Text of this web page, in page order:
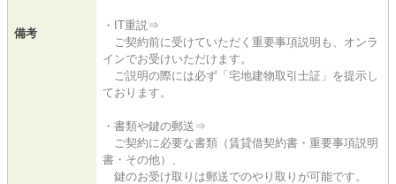
備考
・IT重説⇒
ご契約前に受けていただく重要事項説明も、オンラ
インでお受けいただけます。
ご説明の際には必ず「宅地建物取引士証」を提示し
ております。
・書類や鍵の郵送⇒
ご契約に必要な書類（賃貸借契約書・重要事項説明
書・その他）、
鍵のお受け取りは郵送でのやり取りが可能です。